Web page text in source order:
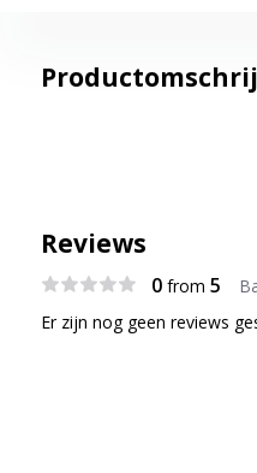
Reviews
0from 5
Er zijn nog geen reviews